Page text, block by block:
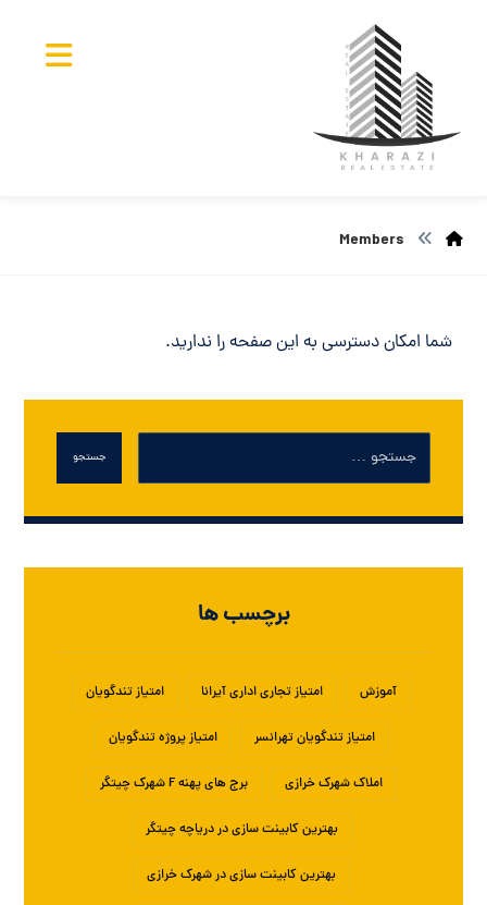
Members
شما امکان دسترسی به این صفحه را ندارید.
جستجو
برچسب ها
آموزش امتیاز تجاری اداری آیرانا امتیاز تندگویان
امتیاز تندگویان تهرانسر امتیاز پروژه تندگویان
املاک شهرک خرازی برج های پهنه F شهرک چیتگر
بهترین کابینت سازی در دریاچه چیتگر
بهترین کابینت سازی در شهرک خرازی